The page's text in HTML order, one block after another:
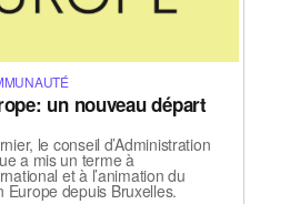
un nouveau départ
le conseil d’Administration
a mis un terme à
et à l’animation du
Europe depuis Bruxelles.